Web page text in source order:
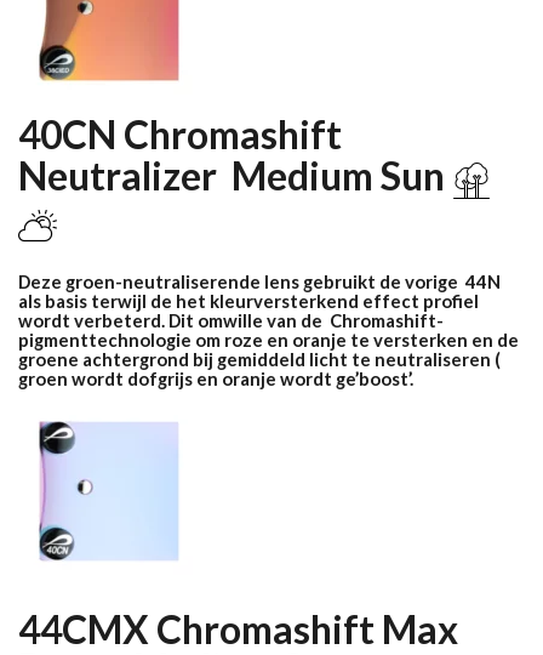
40CN Chromashift
Neutralizer Medium Sun
Deze groen-neutraliserende lens gebruikt de vorige 44N
als basis terwijl de het kleurversterkend effect profiel
wordt verbeterd. Dit omwille van de Chromashift-
pigmenttechnologie om roze en oranje te versterken en de
groene achtergrond bij gemiddeld licht te neutraliseren (
groen wordt dofgrijs en oranje wordt ge’boost’.
44CMX Chromashift Max